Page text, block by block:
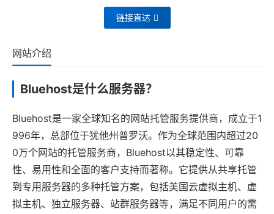
链接直达
网站介绍
Bluehost是什么服务器？
Bluehost是一家全球知名的网站托管服务提供商，成立于1
996年，总部位于犹他州普罗沃。作为全球范围内超过20
0万个网站的托管服务商，Bluehost以其稳定性、可靠
性、易用性和全面的客户支持而著称。它提供从共享托管
到专用服务器的多种托管方案，包括美国云虚拟主机、虚
拟主机、独立服务器、站群服务器等，满足不同用户的需